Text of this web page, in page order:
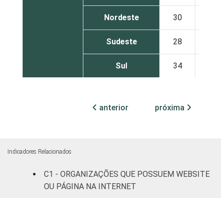
Nordeste 30
Sudeste 28
Sul 34
Cultura e
recreação
25
anterior próxima
Indicadores Relacionados
C1 - ORGANIZAÇÕES QUE POSSUEM WEBSITE
OU PÁGINA NA INTERNET